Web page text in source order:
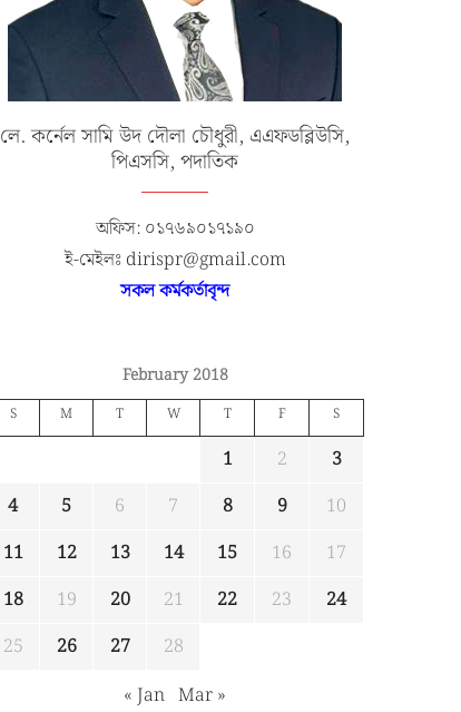
লে. কর্নেল সামি উদ দৌলা চৌধুরী, এএফডব্লিউসি,
পিএসসি, পদাতিক
অফিস: ০১৭৬৯০১৭১৯০
ই-মেইলঃ dirispr@gmail.com
সকল কর্মকর্তাবৃন্দ
February 2018
S M T W T F S
1 2
3
4
5 6 7 8 9
10
11
12 13 14 15 16
17
18
19 20 21 22 23
24
25
26 27
28
« Jan Mar »